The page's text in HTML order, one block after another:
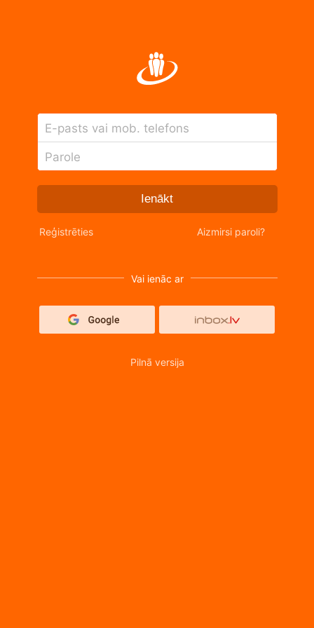
E-pasts vai mob. telefons
Parole
Ienākt
Reģistrēties Aizmirsi paroli?
Vai ienāc ar
Pilnā versija